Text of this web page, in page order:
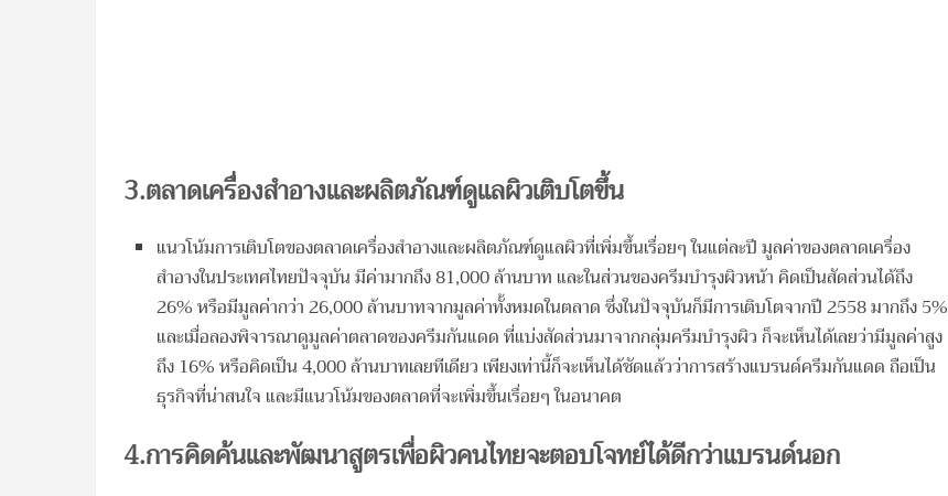
3.ตลาดเครื่องสำอางและผลิตภัณฑ์ดูแลผิวเติบโตขึ้น
แนวโน้มการเติบโตของตลาดเครื่องสำอางและผลิตภัณฑ์ดูแลผิวที่เพิ่มขึ้นเรื่อยๆ ในแต่ละปี มูลค่าของตลาดเครื่อง
สำอางในประเทศไทยปัจจุบัน มีค่ามากถึง 81,000 ล้านบาท และในส่วนของครีมบำรุงผิวหน้า คิดเป็นสัดส่วนได้ถึง
26% หรือมีมูลค่ากว่า 26,000 ล้านบาทจากมูลค่าทั้งหมดในตลาด ซึ่งในปัจจุบันก็มีการเติบโตจากปี 2558 มากถึง 5%
และเมื่อลองพิจารณาดูมูลค่าตลาดของครีมกันแดด ที่แบ่งสัดส่วนมาจากกลุ่มครีมบำรุงผิว ก็จะเห็นได้เลยว่ามีมูลค่าสูง
ถึง 16% หรือคิดเป็น 4,000 ล้านบาทเลยทีเดียว เพียงเท่านี้ก็จะเห็นได้ชัดแล้วว่าการสร้างแบรนด์ครีมกันแดด ถือเป็น
ธุรกิจที่น่าสนใจ และมีแนวโน้มของตลาดที่จะเพิ่มขึ้นเรื่อยๆ ในอนาคต
4.การคิดค้นและพัฒนาสูตรเพื่อผิวคนไทยจะตอบโจทย์ได้ดีกว่าแบรนด์นอก